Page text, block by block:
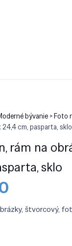
bývanie > Foto
cm, pasparta, sklo
rám na
sklo
je:
€13.90.
štvorcový,